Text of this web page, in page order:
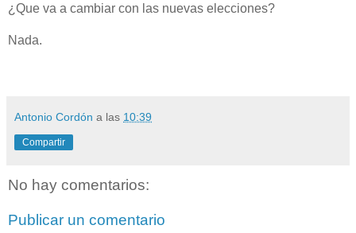
¿Que va a cambiar con las nuevas elecciones?
Nada.
Antonio Cordón a las 10:39
Compartir
No hay comentarios:
Publicar un comentario